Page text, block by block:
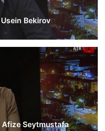
Bekirov
Seytmustafa